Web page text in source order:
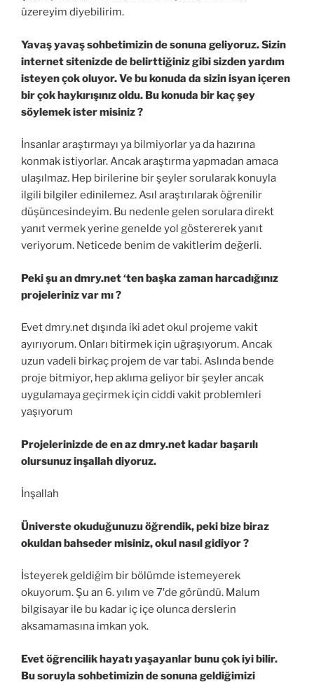
üzereyim diyebilirim.
Yavaş yavaş sohbetimizin de sonuna geliyoruz. Sizin
internet sitenizde de belirttiğiniz gibi sizden yardım
isteyen çok oluyor. Ve bu konuda da sizin isyan içeren
bir çok haykırışınız oldu. Bu konuda bir kaç şey
söylemek ister misiniz ?
İnsanlar araştırmayı ya bilmiyorlar ya da hazırına
konmak istiyorlar. Ancak araştırma yapmadan amaca
ulaşılmaz. Hep birilerine bir şeyler sorularak konuyla
ilgili bilgiler edinilemez. Asıl araştırılarak öğrenilir
düşüncesindeyim. Bu nedenle gelen sorulara direkt
yanıt vermek yerine genelde yol göstererek yanıt
veriyorum. Neticede benim de vakitlerim değerli.
Peki şu an dmry.net ‘ten başka zaman harcadığınız
projeleriniz var mı ?
Evet dmry.net dışında iki adet okul projeme vakit
ayırıyorum. Onları bitirmek için uğraşıyorum. Ancak
uzun vadeli birkaç projem de var tabi. Aslında bende
proje bitmiyor, hep aklıma geliyor bir şeyler ancak
uygulamaya geçirmek için ciddi vakit problemleri
yaşıyorum
Projelerinizde de en az dmry.net kadar başarılı
olursunuz inşallah diyoruz.
İnşallah
Üniverste okuduğunuzu öğrendik, peki bize biraz
okuldan bahseder misiniz, okul nasıl gidiyor ?
İsteyerek geldiğim bir bölümde istemeyerek
okuyorum. Şu an 6. yılım ve 7′de göründü. Malum
bilgisayar ile bu kadar iç içe olunca derslerin
aksamamasına imkan yok.
Evet öğrencilik hayatı yaşayanlar bunu çok iyi bilir.
Bu soruyla sohbetimizin de sonuna geldiğimizi